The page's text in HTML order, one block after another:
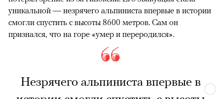
уникальной — незрячего альпиниста впервые в истории
смогли спустить с высоты 8600 метров. Сам он
признался, что на горе «умер и переродился».
Незрячего альпиниста впервые в